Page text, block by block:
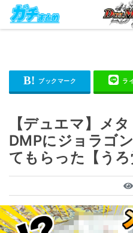
【デュエマ】メ
DMPにジョラゴ
てもらった【うろ